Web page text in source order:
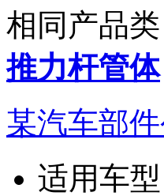
相同产品
推力杆管体
某汽车部件
适用车型